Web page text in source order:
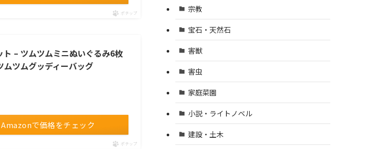
ポチップ
– ツムツムミニぬいぐるみ6枚
ムツムグッディーバッグ
Amazonで価格をチェック
ポチップ
宗教
宝石・天然石
害獣
害虫
家庭菜園
小説・ライトノベル
建設・土木